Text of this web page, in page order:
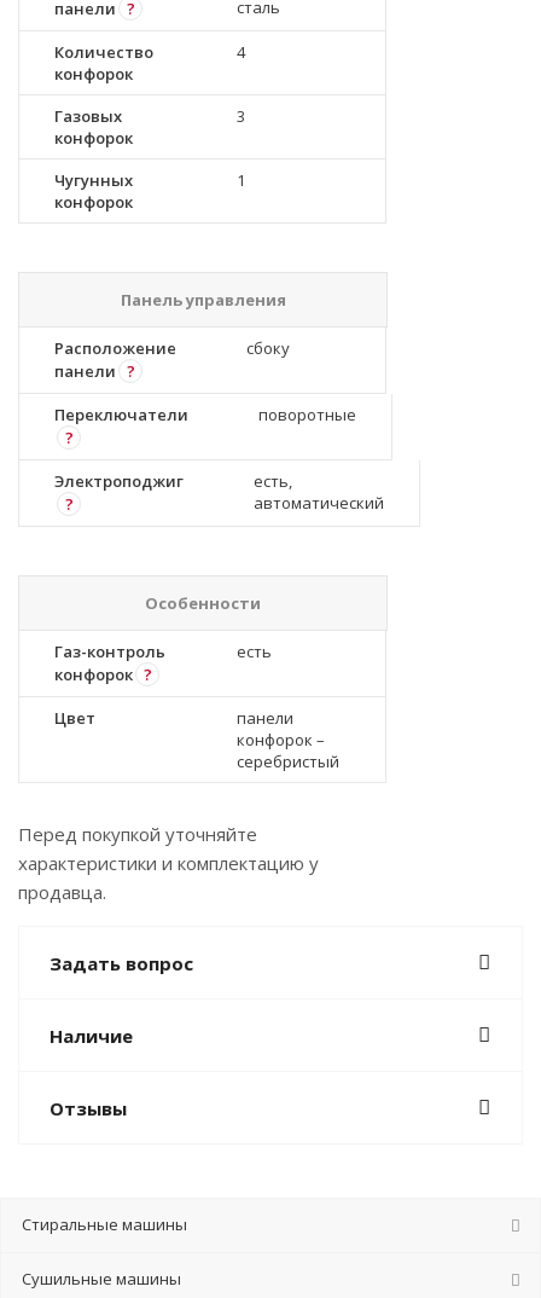
панели ? сталь
Количество
конфорок
4
Газовых
конфорок
3
Чугунных
конфорок
1
Панель управления
Расположение
панели ?
сбоку
Переключатели
?
поворотные
Электроподжиг
?
есть,
автоматический
Особенности
Газ-контроль
конфорок ?
есть
Цвет
панели
конфорок –
серебристый
Перед покупкой уточняйте
характеристики и комплектацию у
продавца.
Задать вопрос
Наличие
Отзывы
Стиральные машины
Сушильные машины